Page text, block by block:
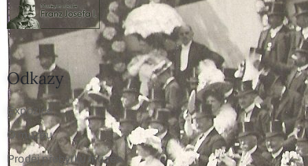
Odkazy
Expozice
O muzeu
Prodej přebytků muzea